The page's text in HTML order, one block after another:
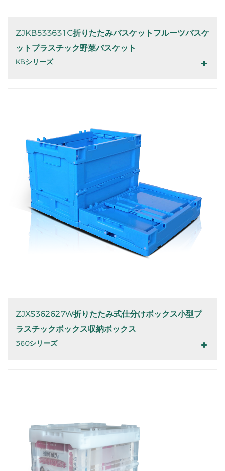
ZJKB533631C折りたたみバスケットフルーツバスケ
ットプラスチック野菜バスケット
KBシリーズ
ZJXS362627W折りたたみ式仕分けボックス小型プ
ラスチックボックス収納ボックス
360シリーズ